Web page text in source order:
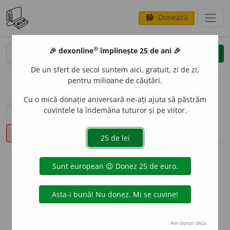
savings Donează
clear
opțiuni
sinteza definițiilor (1) definiții (9)
declinări
info
Aceste definiții sunt compilate de
echipa dexonline. Definițiile
originale se află pe filadefiniții.
Puteți reordona filele pe pagina de
🎉 dexonline® împlinește 25 de ani 🎉
De un sfert de secol suntem aici, gratuit, zi de zi,
pentru milioane de căutări.
Cu o mică donație aniversară ne-ați ajuta să păstrăm
cuvintele la îndemâna tuturor și pe viitor.
Am donat deja.